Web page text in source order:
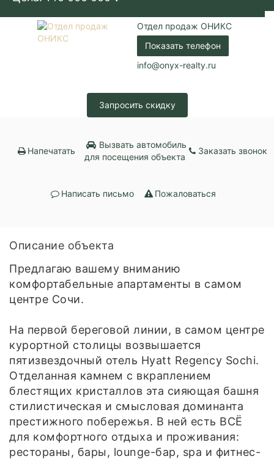
Отдел продаж ОНИКС
Показать телефон
info@onyx-realty.ru
Запросить скидку
Напечатать
Вызвать автомобиль
для посещения объекта
Заказать звонок
Написать письмо Пожаловаться
Описание объекта
Предлагаю вашему вниманию
комфортабельные апартаменты в самом
центре Сочи.
На первой береговой линии, в самом центре
курортной столицы возвышается
пятизвездочный отель Hyatt Regency Sochi.
Отделанная камнем с вкраплением
блестящих кристаллов эта сияющая башня
стилистическая и смысловая доминанта
престижного побережья. В ней есть ВСЁ
для комфортного отдыха и проживания:
рестораны, бары, lounge-бар, spa и фитнес-